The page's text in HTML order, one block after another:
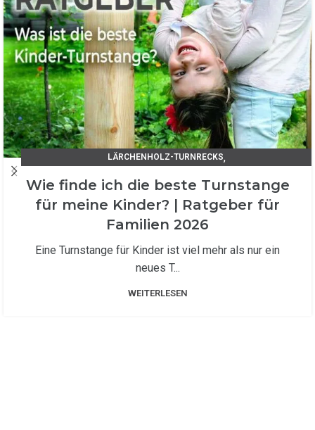
LÄRCHENHOLZ-TURNRECKS,
Wie finde ich die beste Turnstange
für meine Kinder? | Ratgeber für
Familien 2026
Eine Turnstange für Kinder ist viel mehr als nur ein
neues T...
WEITERLESEN